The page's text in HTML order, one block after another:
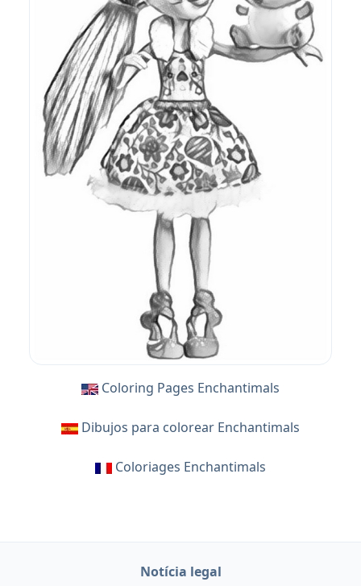
Coloring Pages Enchantimals
Dibujos para colorear Enchantimals
Coloriages Enchantimals
Notícia legal